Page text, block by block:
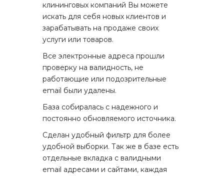
клининговых компаний Вы можете
искать для себя новых клиентов и
зарабатывать на продаже своих
услуги или товаров.
Все электронные адреса прошли
проверку на валидность, не
работающие или подозрительные
email были удалены.
База собиралась с надежного и
постоянно обновляемого источника.
Сделан удобный фильтр для более
удобной выборки. Так же в базе есть
отдельные вкладка с валидными
email адресами и сайтами, каждая